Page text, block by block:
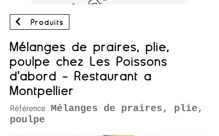
Produits
Mélanges de praires, plie,
poulpe chez Les Poissons
d'abord - Restaurant à
Montpellier
Référence : Mélanges de praires, plie,
poulpe